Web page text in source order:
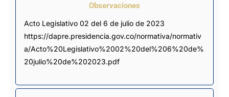
Observaciones
Acto Legislativo 02 del 6 de julio de 2023
https://dapre.presidencia.gov.co/normativa/normativ
a/Acto%20Legislativo%2002%20del%206%20de%
20julio%20de%202023.pdf